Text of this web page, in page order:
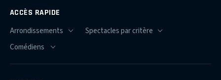
ACCÈS RAPIDE